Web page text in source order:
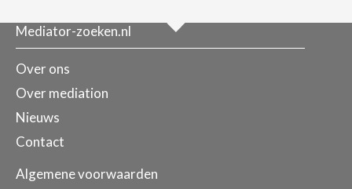
Mediator-zoeken.nl
Over ons
Over mediation
Nieuws
Contact
Algemene voorwaarden